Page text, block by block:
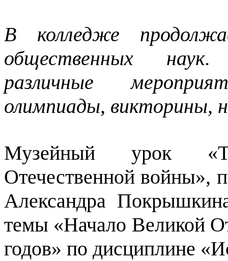
В колледже
общественных наук.
различные
олимпиады, викторины,
Музейный урок
Отечественной войны»,
Александра
темы «Начало Великой
годов» по дисциплине